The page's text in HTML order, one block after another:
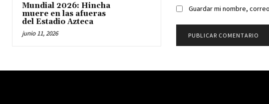
Mundial 2026: Hincha
muere en las afueras
del Estadio Azteca
junio 11, 2026
Guardar mi nombre,